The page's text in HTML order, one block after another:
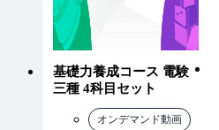
基礎力養成コース 電験
三種 4科目セット
オンデマンド動画